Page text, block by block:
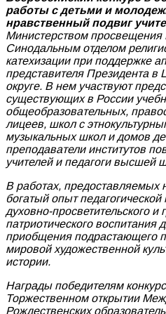
работы с детьми и
нравственный подвиг
Министерством просвещения
Синодальным отделом
катехизации при поддержке
представителя Президента
округе. В нем участвуют
существующих в России
общеобразовательных,
лицеев, школ с
музыкальных школ и домов
преподаватели институтов
учителей и педагоги высшей
В работах, предоставляемых
богатый опыт педагогической
духовно-просветительского и
патриотического воспитания
приобщения подрастающего
мировой художественной
истории.
Награды победителям
Торжественном открытии
Рождественских